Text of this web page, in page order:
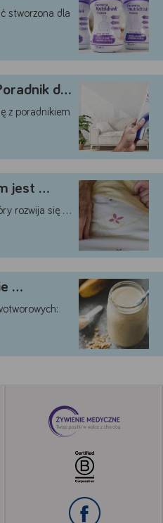
stworzona dla
UDARatować życie. Poradnik dla …
z poradnikiem
jest …
rozwija się …
…